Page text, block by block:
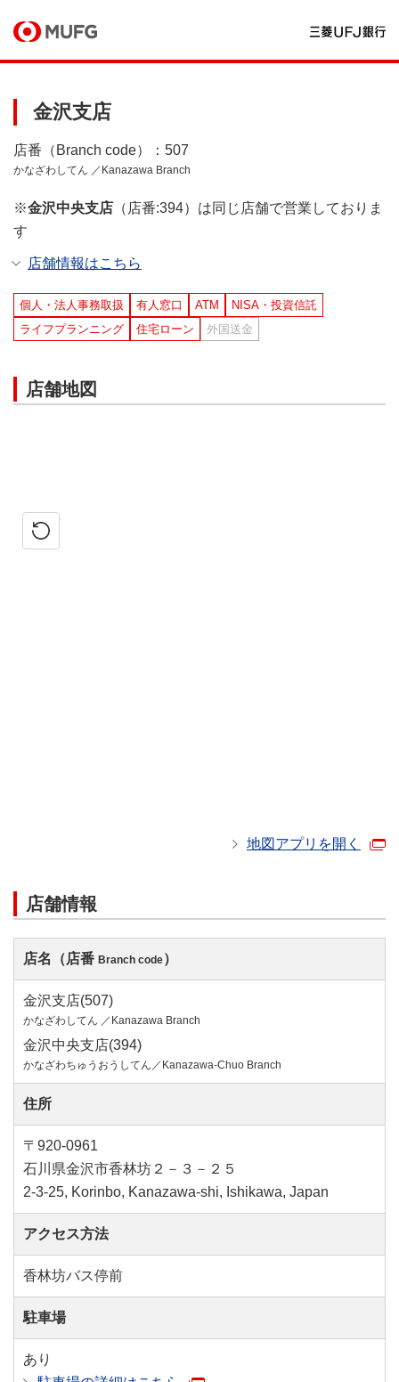
金沢支店
店番（Branch code）：507
かなざわしてん ／Kanazawa Branch
※金沢中央支店 （店番:394）は同じ店舗で営業しておりま
す
店舗情報はこちら
個人・法人事務取扱 有人窓口 ATM
NISA・投資信託
ライフプランニング
住宅ローン 外国送金
店舗地図
地図アプリを開く
店舗情報
店名（店番 Branch code）
金沢支店(507)
かなざわしてん ／Kanazawa Branch
金沢中央支店(394)
かなざわちゅうおうしてん／Kanazawa-Chuo Branch
住所
〒920-0961
石川県金沢市香林坊２－３－２５
2-3-25, Korinbo, Kanazawa-shi, Ishikawa, Japan
アクセス方法
香林坊バス停前
駐車場
あり